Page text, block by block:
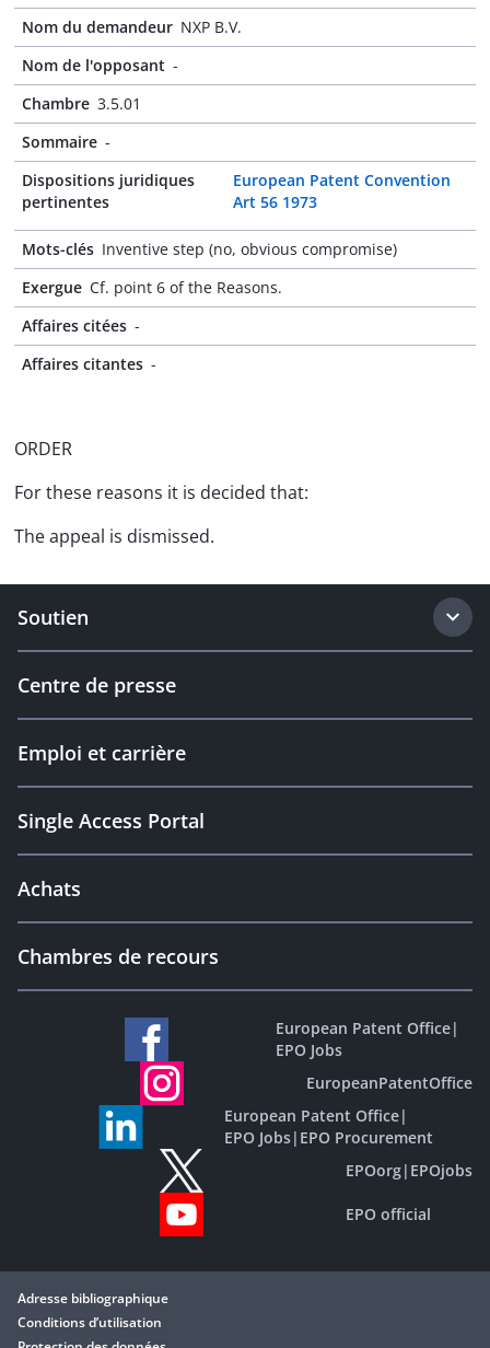
Nom du demandeur NXP B.V.
Nom de l'opposant -
Chambre 3.5.01
Sommaire -
Dispositions juridiques
pertinentes
European Patent Convention
Art 56 1973
Mots-clés Inventive step (no, obvious compromise)
Exergue Cf. point 6 of the Reasons.
Affaires citées -
Affaires citantes -
ORDER
For these reasons it is decided that:
The appeal is dismissed.
Soutien
Centre de presse
Emploi et carrière
Single Access Portal
Achats
Chambres de recours
European Patent Office|
EPO Jobs
EuropeanPatentOffice
European Patent Office|
EPO Jobs| EPO Procurement
EPOorg| EPOjobs
EPO official
Adresse bibliographique
Conditions d’utilisation